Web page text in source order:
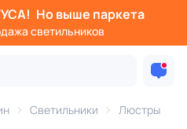
Но выше паркета
светильников
Светильники Люстры